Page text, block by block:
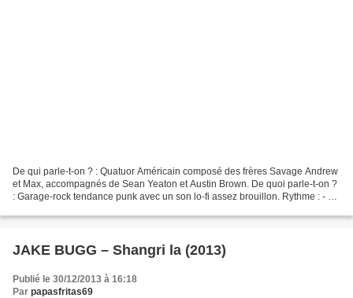
De qui parle-t-on ? : Quatuor Américain composé des frères Savage Andrew
et Max, accompagnés de Sean Yeaton et Austin Brown. De quoi parle-t-on ?
: Garage-rock tendance punk avec un son lo-fi assez brouillon. Rythme : - Je
JAKE BUGG – Shangri la (2013)
Publié le 30/12/2013 à 16:18
Par papasfritas69